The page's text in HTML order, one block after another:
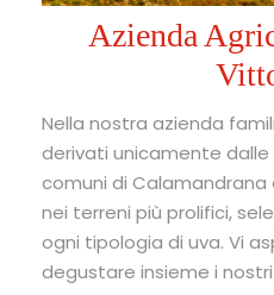
Azienda
Nella nostra azienda
derivati unicamente
comuni di Calamandrana
nei terreni più prolifici,
ogni tipologia di uva. Vi
degustare insieme i nostri